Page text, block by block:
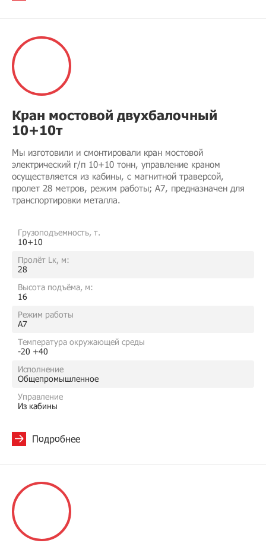
Кран мостовой двухбалочный
10+10т
Мы изготовили и смонтировали кран мостовой
электрический г/п 10+10 тонн, управление краном
осуществляется из кабины, с магнитной траверсой,
пролет 28 метров, режим работы; А7, предназначен для
транспортировки металла.
Грузоподъемность, т.
10+10
Пролёт Lк, м:
28
Высота подъёма, м:
16
Режим работы
A7
Температура окружающей среды
-20 +40
Исполнение
Общепромышленное
Управление
Из кабины
Подробнее